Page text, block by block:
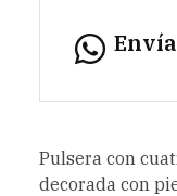
Pulsera con
decorada con